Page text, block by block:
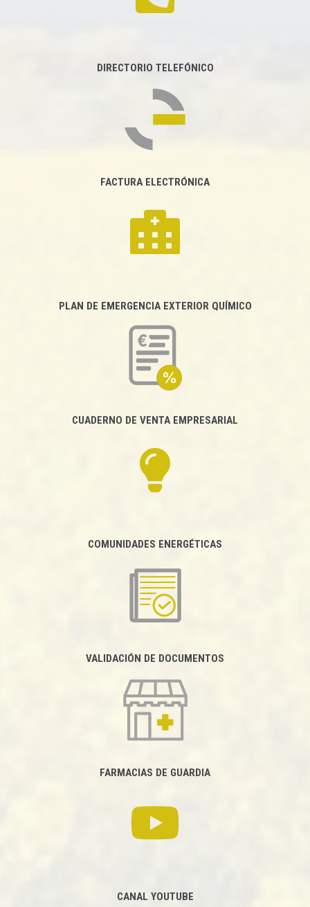
DIRECTORIO TELEFÓNICO
FACTURA ELECTRÓNICA
PLAN DE EMERGENCIA EXTERIOR QUÍMICO
CUADERNO DE VENTA EMPRESARIAL
COMUNIDADES ENERGÉTICAS
VALIDACIÓN DE DOCUMENTOS
FARMACIAS DE GUARDIA
CANAL YOUTUBE